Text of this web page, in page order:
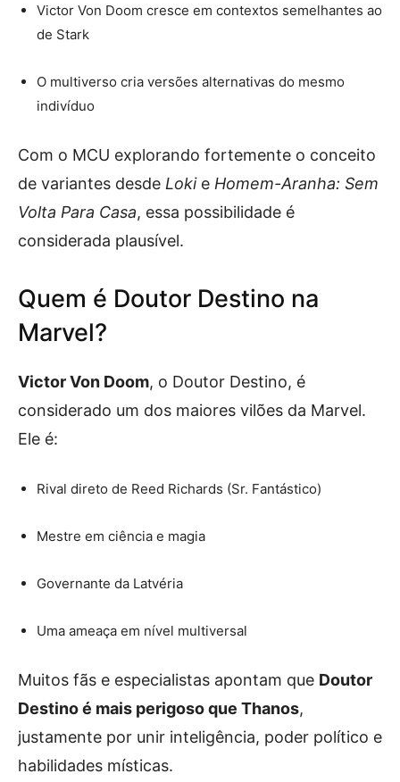
Victor Von Doom cresce em contextos semelhantes ao
de Stark
O multiverso cria versões alternativas do mesmo
indivíduo
Com o MCU explorando fortemente o conceito
de variantes desde Lokie Homem-Aranha: Sem
Volta Para Casa, essa possibilidade é
considerada plausível.
Quem é Doutor Destino na
Marvel?
Victor Von Doom, o Doutor Destino, é
considerado um dos maiores vilões da Marvel.
Ele é:
Rival direto de Reed Richards (Sr. Fantástico)
Mestre em ciência e magia
Governante da Latvéria
Uma ameaça em nível multiversal
Muitos fãs e especialistas apontam que Doutor
Destino é mais perigoso que Thanos,
justamente por unir inteligência, poder político e
habilidades místicas.